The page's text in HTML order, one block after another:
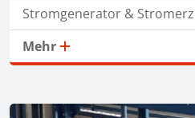
Stromgenerator &
Mehr